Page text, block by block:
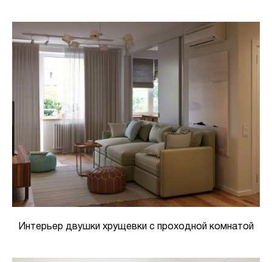
Интерьер двушки хрущевки с проходной комнатой